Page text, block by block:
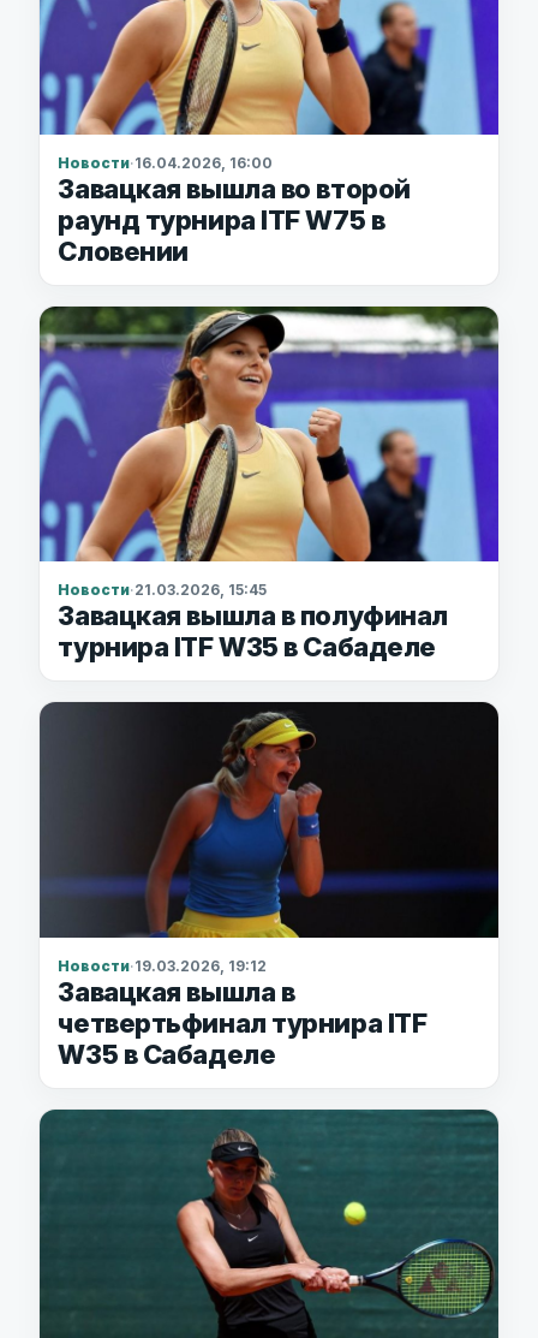
Новости·16.04.2026, 16:00
Завацкая вышла во второй
раунд турнира ITF W75 в
Словении
Новости·21.03.2026, 15:45
Завацкая вышла в полуфинал
турнира ITF W35 в Сабаделе
Новости·19.03.2026, 19:12
Завацкая вышла в
четвертьфинал турнира ITF
W35 в Сабаделе